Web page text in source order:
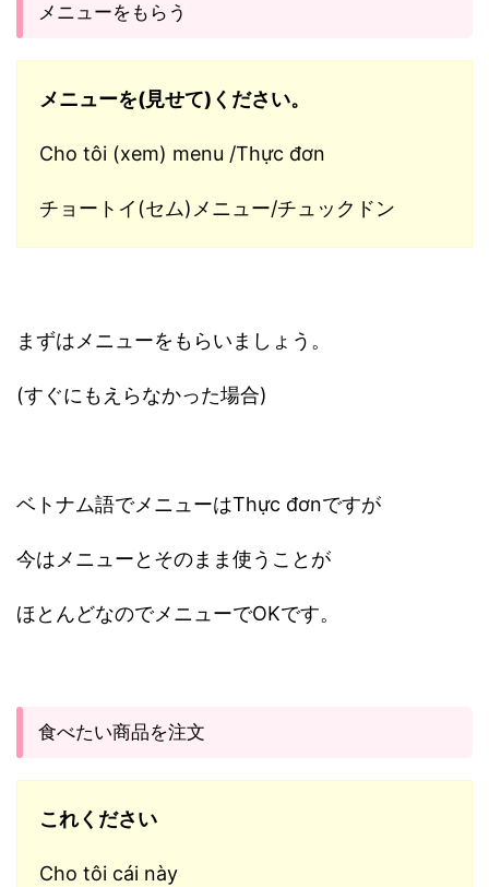
メニューをもらう
メニューを(見せて)ください。
Cho tôi (xem) menu /Thực đơn
チョートイ(セム)メニュー/チュックドン
まずはメニューをもらいましょう。
(すぐにもえらなかった場合)
ベトナム語でメニューはThực đơnですが
今はメニューとそのまま使うことが
ほとんどなのでメニューでOKです。
食べたい商品を注文
これください
Cho tôi cái này